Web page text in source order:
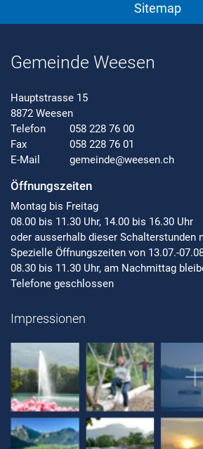
Sitemap
Gemeinde Weesen
Hauptstrasse 15
8872 Weesen
Telefon
058 228 76 00
Fax
058 228 76 01
E-Mail
gemeinde@weesen.ch
Öffnungszeiten
Montag bis Freitag
08.00 bis 11.30 Uhr, 14.00 bis 16.30 Uhr
oder ausserhalb dieser Schalterstunden
Spezielle Öffnungszeiten von 13.07.-
08.30 bis 11.30 Uhr, am Nachmittag
Telefone geschlossen
Impressionen